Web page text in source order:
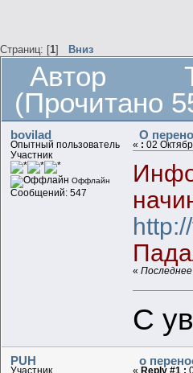
Страниц: [1] Вниз
Автор
(Прочитано
bovilad
Опытный пользователь
Участник
Оффлайн
Сообщений: 547
О
« : 02
«
С
PUH о